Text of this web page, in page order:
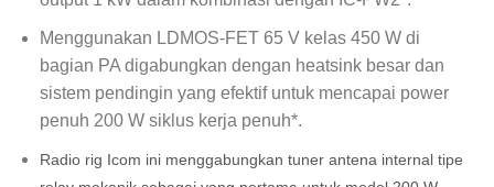
Menggunakan LDMOS-FET 65 V kelas 450 W di
bagian PA digabungkan dengan heatsink besar dan
sistem pendingin yang efektif untuk mencapai power
penuh 200 W siklus kerja penuh*.
Radio rig Icom ini menggabungkan tuner antena internal tipe